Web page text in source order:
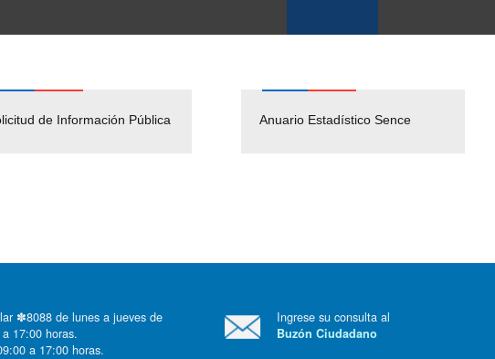
de Información Pública Anuario Estadístico Sence
Empleos Públicos
Solicitud Audiencias y
✽8088 de lunes a jueves de
17:00 horas.
a 17:00 horas.
Ingrese su consulta al
Buzón Ciudadano